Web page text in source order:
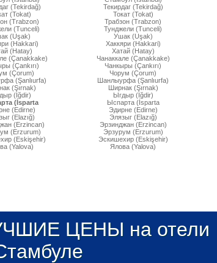
(Tekirdağ)
(Tokat)
(Trabzon)
(Tunceli)
(Uşak)
(Hakkari)
(Hatay)
(Çanakkake)
(Çankırı)
(Çorum)
(Şanlıurfa)
(Şırnak)
(Iğdir)
(İsparta
(Edirne)
(Elazığ)
(Erzincan)
(Erzurum)
(Eskişehir)
(Yalova)
Текирдаг (Tekirdağ)
Токат (Tokat)
Трабзон (Trabzon)
Тунджели (Tunceli)
Ушак (Uşak)
Хаккяри (Hakkari)
Хатай (Hatay)
Чанаккале (Çanakkake)
Чанкыры (Çankırı)
Чорум (Çorum)
Шанлыурфа (Şanlıurfa)
Ширнак (Şırnak)
Ыгдыр (Iğdir)
Ыспарта (İsparta
Эдирне (Edirne)
Элязыг (Elazığ)
Эрзинджан (Erzincan)
Эрзурум (Erzurum)
Эскишехир (Eskişehir)
Ялова (Yalova)
ЦЕНЫ на отели